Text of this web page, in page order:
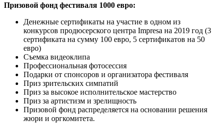
Призовой фонд фестиваля 1000 евро:
Денежные сертификаты на участие в одном из
конкурсов продюсерского центра Impresa на 2019 год (3
сертификата на сумму 100 евро, 5 сертификатов на 50
евро)
Съемка видеоклипа
Профессиональная фотосесcия
Подарки от спонсоров и организатора фестиваля
Приз зрительских симпатий
Приз за высокое исполнительское мастерство
Приз за артистизм и зрелищность
Призовой фонд распределяется на основании решения
жюри и оргкомитета.